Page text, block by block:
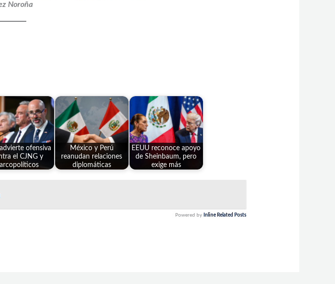
Noroña
ofensiva
el CJNG y
México y Perú
reanudan relaciones
diplomáticas
EEUU reconoce apoyo
de Sheinbaum, pero
exige más
Powered by Inline Related Posts